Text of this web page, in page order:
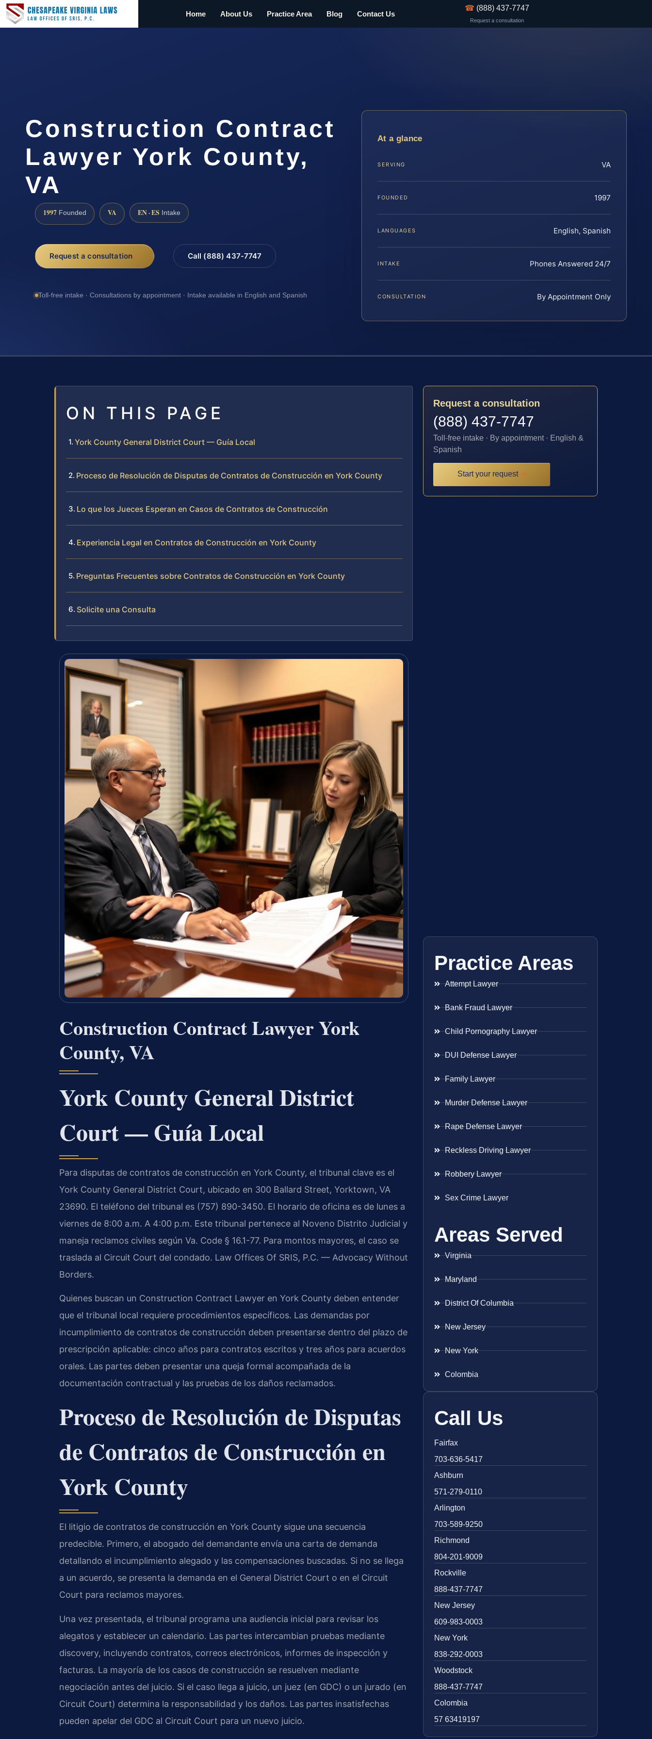
Home About Us Practice Area Blog Contact Us
☎ (888) 437-7747
Request a consultation
Construction Contract
Lawyer York County,
VA
1997 Founded VA EN · ES Intake
Request a consultation Call (888) 437-7747
Toll-free intake · Consultations by appointment · Intake available in English and Spanish
At a glance
SERVING VA
FOUNDED 1997
LANGUAGES English, Spanish
INTAKE Phones Answered 24/7
CONSULTATION By Appointment Only
ON THIS PAGE
York County General District Court — Guía Local
Proceso de Resolución de Disputas de Contratos de Construcción en York County
Lo que los Jueces Esperan en Casos de Contratos de Construcción
Experiencia Legal en Contratos de Construcción en York County
Preguntas Frecuentes sobre Contratos de Construcción en York County
Solicite una Consulta
Construction Contract Lawyer York
County, VA
York County General District
Court — Guía Local
Para disputas de contratos de construcción en York County, el tribunal clave es el
York County General District Court, ubicado en 300 Ballard Street, Yorktown, VA
23690. El teléfono del tribunal es (757) 890-3450. El horario de oficina es de lunes a
viernes de 8:00 a.m. A 4:00 p.m. Este tribunal pertenece al Noveno Distrito Judicial y
maneja reclamos civiles según Va. Code § 16.1-77. Para montos mayores, el caso se
traslada al Circuit Court del condado. Law Offices Of SRIS, P.C. — Advocacy Without
Borders.
Quienes buscan un Construction Contract Lawyer en York County deben entender
que el tribunal local requiere procedimientos específicos. Las demandas por
incumplimiento de contratos de construcción deben presentarse dentro del plazo de
prescripción aplicable: cinco años para contratos escritos y tres años para acuerdos
orales. Las partes deben presentar una queja formal acompañada de la
documentación contractual y las pruebas de los daños reclamados.
Proceso de Resolución de Disputas
de Contratos de Construcción en
York County
El litigio de contratos de construcción en York County sigue una secuencia
predecible. Primero, el abogado del demandante envía una carta de demanda
detallando el incumplimiento alegado y las compensaciones buscadas. Si no se llega
a un acuerdo, se presenta la demanda en el General District Court o en el Circuit
Court para reclamos mayores.
Una vez presentada, el tribunal programa una audiencia inicial para revisar los
alegatos y establecer un calendario. Las partes intercambian pruebas mediante
discovery, incluyendo contratos, correos electrónicos, informes de inspección y
facturas. La mayoría de los casos de construcción se resuelven mediante
negociación antes del juicio. Si el caso llega a juicio, un juez (en GDC) o un jurado (en
Circuit Court) determina la responsabilidad y los daños. Las partes insatisfechas
pueden apelar del GDC al Circuit Court para un nuevo juicio.
Request a consultation
(888) 437-7747
Toll-free intake · By appointment · English &
Spanish
Start your request
Practice Areas
Attempt Lawyer
Bank Fraud Lawyer
Child Pornography Lawyer
DUI Defense Lawyer
Family Lawyer
Murder Defense Lawyer
Rape Defense Lawyer
Reckless Driving Lawyer
Robbery Lawyer
Sex Crime Lawyer
Areas Served
Virginia
Maryland
District Of Columbia
New Jersey
New York
Colombia
Call Us
Fairfax
703-636-5417
Ashburn
571-279-0110
Arlington
703-589-9250
Richmond
804-201-9009
Rockville
888-437-7747
New Jersey
609-983-0003
New York
838-292-0003
Woodstock
888-437-7747
Colombia
57 63419197